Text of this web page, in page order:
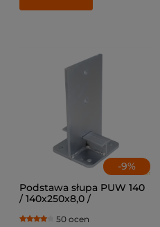
-9%
Podstawa słupa PUW 140
/ 140x250x8,0 /
50 ocen